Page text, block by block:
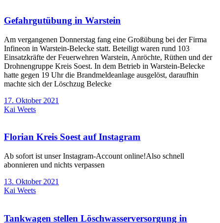
Gefahrgutübung in Warstein
Am vergangenen Donnerstag fang eine Großübung bei der Firma
Infineon in Warstein-Belecke statt. Beteiligt waren rund 103
Einsatzkräfte der Feuerwehren Warstein, Anröchte, Rüthen und der
Drohnengruppe Kreis Soest. In dem Betrieb in Warstein-Belecke
hatte gegen 19 Uhr die Brandmeldeanlage ausgelöst, daraufhin
machte sich der Löschzug Belecke
17. Oktober 2021
Kai Weets
Florian Kreis Soest auf Instagram
Ab sofort ist unser Instagram-Account online!Also schnell
abonnieren und nichts verpassen
13. Oktober 2021
Kai Weets
Tankwagen stellen Löschwasserversorgung in